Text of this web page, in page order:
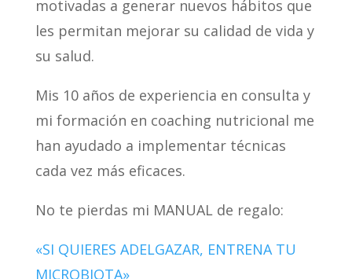
motivadas a generar nuevos hábitos que
les permitan mejorar su calidad de vida y
su salud.
Mis 10 años de experiencia en consulta y
mi formación en coaching nutricional me
han ayudado a implementar técnicas
cada vez más eficaces.
No te pierdas mi MANUAL de regalo:
«SI QUIERES ADELGAZAR, ENTRENA TU
MICROBIOTA»